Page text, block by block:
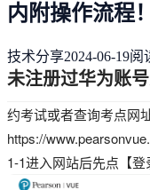
内附操作流程！
技术分享2024-06-19阅
未注册过华为账
约考试或者查询考点网址
https://
1-1进入网站后先点【登